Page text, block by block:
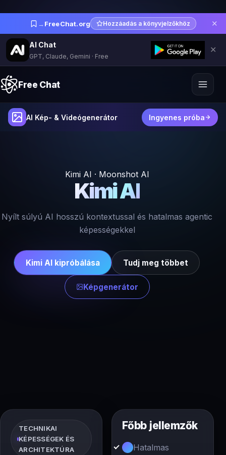
→ FreeChat.org Hozzáadás a könyvjelzőkhöz ✕
AI Chat
GPT, Claude, Gemini · Free
✕
Free Chat
AI Kép- & Videógenerátor Ingyenes próba
Kimi AI · Moonshot AI
Kimi AI
Nyílt súlyú AI hosszú kontextussal és hatalmas agentic
képességekkel
Kimi AI kipróbálása Tudj meg többet
Képgenerátor
TECHNIKAI
KÉPESSÉGEK ÉS
ARCHITEKTÚRA
Főbb jellemzők
Hatalmas